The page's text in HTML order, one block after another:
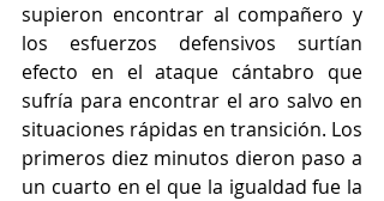
supieron encontrar al compañero y
los esfuerzos defensivos surtían
efecto en el ataque cántabro que
sufría para encontrar el aro salvo en
situaciones rápidas en transición. Los
primeros diez minutos dieron paso a
un cuarto en el que la igualdad fue la